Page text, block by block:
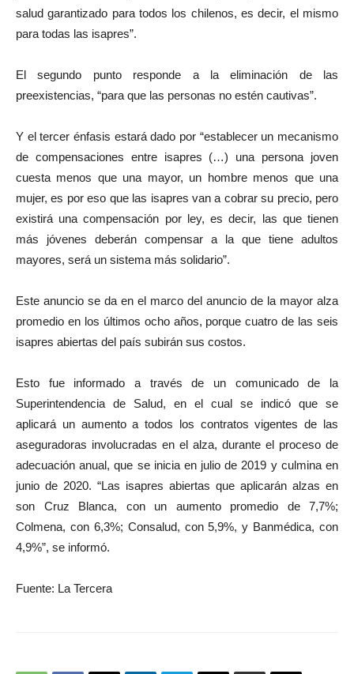
salud garantizado para todos los chilenos, es decir, el mismo
para todas las isapres”.
El segundo punto responde a la eliminación de las
preexistencias, “para que las personas no estén cautivas”.
Y el tercer énfasis estará dado por “establecer un mecanismo
de compensaciones entre isapres (…) una persona joven
cuesta menos que una mayor, un hombre menos que una
mujer, es por eso que las isapres van a cobrar su precio, pero
existirá una compensación por ley, es decir, las que tienen
más jóvenes deberán compensar a la que tiene adultos
mayores, será un sistema más solidario”.
Este anuncio se da en el marco del anuncio de la mayor alza
promedio en los últimos ocho años, porque cuatro de las seis
isapres abiertas del país subirán sus costos.
Esto fue informado a través de un comunicado de la
Superintendencia de Salud, en el cual se indicó que se
aplicará un aumento a todos los contratos vigentes de las
aseguradoras involucradas en el alza, durante el proceso de
adecuación anual, que se inicia en julio de 2019 y culmina en
junio de 2020. “Las isapres abiertas que aplicarán alzas en
son Cruz Blanca, con un aumento promedio de 7,7%;
Colmena, con 6,3%; Consalud, con 5,9%, y Banmédica, con
4,9%”, se informó.
Fuente: La Tercera